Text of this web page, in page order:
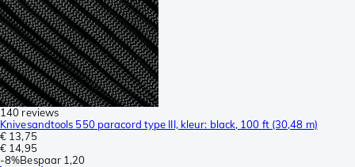
140 reviews
Knivesandtools 550 paracord type III, kleur: black, 100 ft (30,48 m)
€ 13,75
€ 14,95
-8%Bespaar 1,20